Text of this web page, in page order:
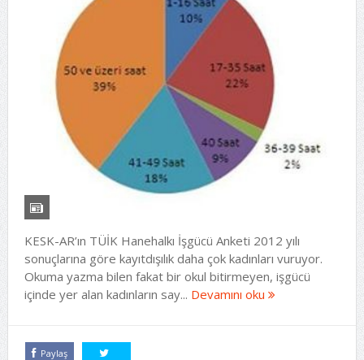
KESK-AR’ın TÜİK Hanehalkı İşgücü Anketi 2012 yılı
sonuçlarına göre kayıtdışılık daha çok kadınları vuruyor.
Okuma yazma bilen fakat bir okul bitirmeyen, işgücü
içinde yer alan kadınların say... Devamını oku
Paylaş